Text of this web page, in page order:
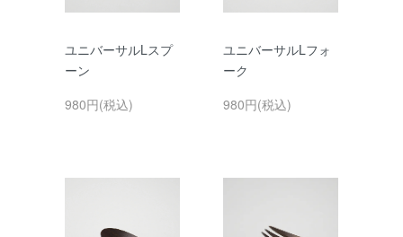
ユニバーサルLスプ
ーン
980円(税込)
ユニバーサルLフォ
ーク
980円(税込)